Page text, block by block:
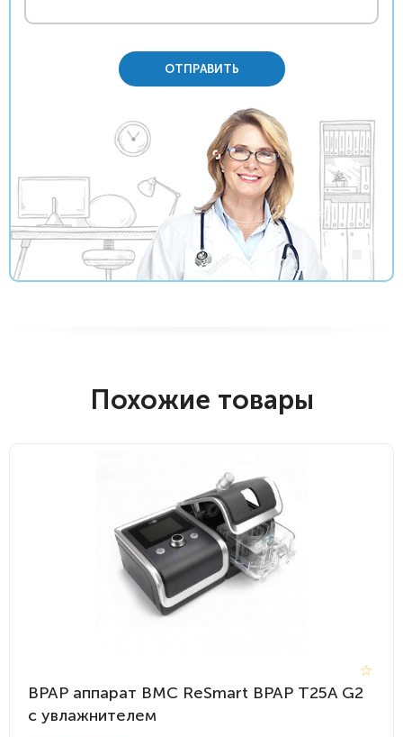
ОТПРАВИТЬ
Похожие товары
BPAP аппарат BMC ReSmart BPAP Т25A G2
с увлажнителем